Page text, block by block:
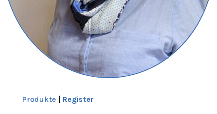
Produkte | Register